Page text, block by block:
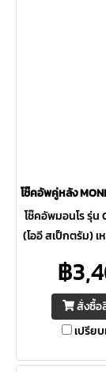
โช๊คอัพคู่หลัง
โช๊คอัพมอนโร รุ่น
(โออี สเป็กตรัม) เ
ความควบคุมดีเยี่
ขับขี่ต่อ
฿
สั่งซื้อ
เปรีย